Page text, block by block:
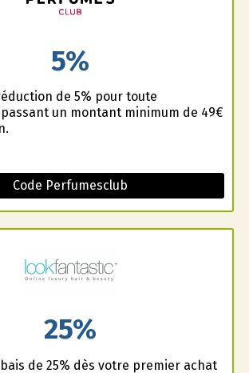
5%
de 5% pour toute
un montant minimum de 49€
Code Perfumesclub
25%
de 25% dès votre premier achat